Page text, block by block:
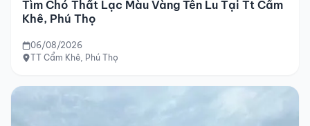
Tìm Chó Thất Lạc Màu Vàng Tên Lu Tại Tt Cẩm
Khê, Phú Thọ
06/08/2026
TT Cẩm Khê, Phú Thọ